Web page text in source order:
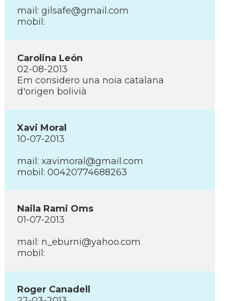
mail: gilsafe@gmail.com
mobil:
Carolina León
02-08-2013
Em considero una noia catalana
d'origen bolivià
Xavi Moral
10-07-2013
mail: xavimoral@gmail.com
mobil: 00420774688263
Naila Rami Oms
01-07-2013
mail: n_eburni@yahoo.com
mobil:
Roger Canadell